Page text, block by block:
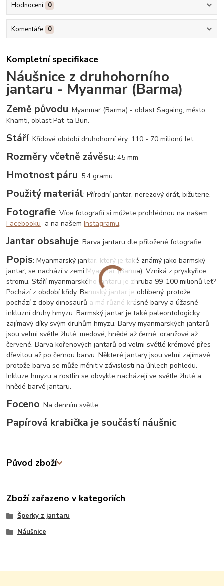
Hodnocení 0
Komentáře 0
Kompletní specifikace
Náušnice z druhohorního
jantaru - Myanmar (Barma)
Země původu: Myanmar (Barma) - oblast Sagaing, město
Khamti, oblast Pat-ta Bun.
Stáří: Křídové období druhohorní éry: 110 - 70 milionů let.
Rozměry včetně závěsu: 45 mm
Hmotnost páru: 5.4 gramu
Použitý materiál: Přírodní jantar, nerezový drát, bižuterie.
Fotografie: Více fotografií si můžete prohlédnou na našem
Facebooku a na našemInstagramu.
Jantar obsahuje: Barva jantaru dle přiložené fotografie.
Popis: Myanmarský jantar, který je také známý jako barmský
jantar, se nachází v zemi Myanmar (Barma). Vzniká z pryskyřice
stromu. Stáří myanmarského jantaru je zhruba 99-100 milionů let?
Pochází z období křídy. Barmský jantar je oblíbený, protože
pochází z doby dinosaurů a má různé krásné barvy a úžasné
inkluzní druhy hmyzu. Barmský jantar je také paleontologicky
zajímavý díky svým druhům hmyzu. Barvy myanmarských jantarů
jsou velmi světle žluté, medové, hnědé až černé, oranžové až
červené. Barva kořenových jantarů od velmi světlé krémové přes
dřevitou až po černou barvu. Některé jantary jsou velmi zajímavé,
protože barva se může měnit v závislosti na úhlech pohledu.
Inkluze hmyzu a rostlin se obvykle nacházejí ve světle žluté a
hnědé barvě jantaru.
Foceno: Na denním světle
Papírová krabička je součástí náušnic
Původ zboží
Zboží zařazeno v kategoriích
Šperky z jantaru
Náušnice